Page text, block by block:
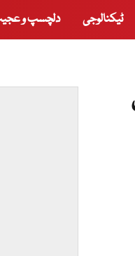
ٹیکنالوجی دلچسپ و